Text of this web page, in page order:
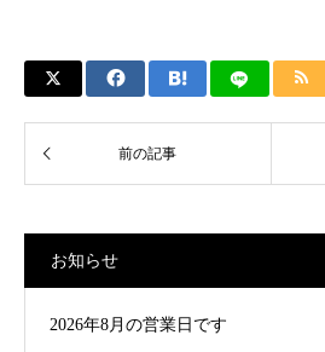
お知らせ
2026年8月の営業日です